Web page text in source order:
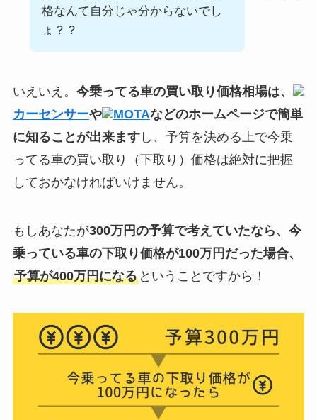
格なんて自分じゃ分からないでし
ょ？？
いえいえ。 今乗ってる車の買い取り価格相場は、
カーセンサーや MOTAなどのホームページで簡単
に知ることが出来ますし、予算を決める上で今乗
ってる車の買い取り（下取り）価格は絶対に把握
しておかなければいけません。
もしあなたが300万円の予算で考えていたなら、今
乗っている車の下取り価格が100万円だった場合、
予算が400万円になるということですから！